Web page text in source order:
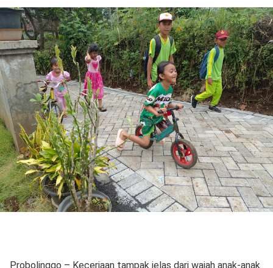
Probolinggo – Keceriaan tampak jelas dari wajah anak-anak